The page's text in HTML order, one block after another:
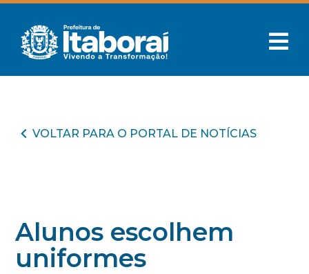
VOLTAR PARA O PORTAL DE NOTÍCIAS
Alunos escolhem
uniformes